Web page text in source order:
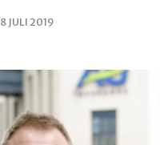
8 JULI 2019